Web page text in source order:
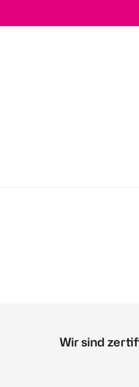
Wir sind